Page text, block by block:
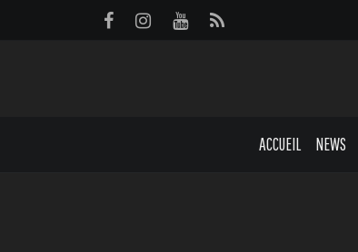
ACCUEIL NEWS
Panneau de gestion des cookies